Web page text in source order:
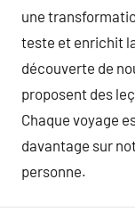
une
teste et enrichit
découverte de
proposent des
Chaque voyage
davantage sur
personne.